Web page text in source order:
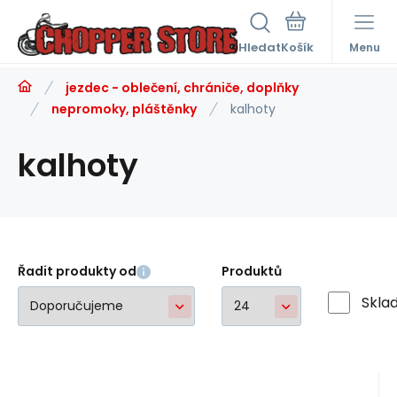
Hledat Menu
jezdec - oblečení, chrániče, doplňky
nepromoky, pláštěnky
kalhoty
kalhoty
Řadit produkty od Produktů